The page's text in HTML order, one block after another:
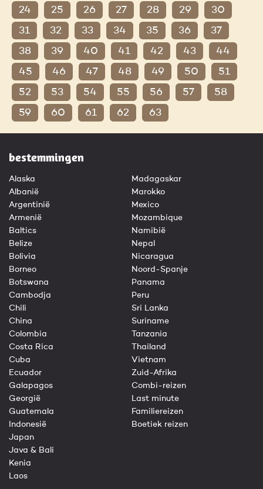
24
25 26 27 28 29
30
31
32 33 34 35 36
37
38
39 40 41 42 43
44
45
46 47 48 49 50
51
52
53 54 55 56 57
58
59
60 61 62 63
bestemmingen
Alaska
Albanië
Argentinië
Armenië
Baltics
Belize
Bolivia
Borneo
Botswana
Cambodja
Chili
China
Colombia
Costa Rica
Cuba
Ecuador
Galapagos
Georgië
Guatemala
Indonesië
Japan
Java & Bali
Kenia
Laos
Madagaskar
Marokko
Mexico
Mozambique
Namibië
Nepal
Nicaragua
Noord-Spanje
Panama
Peru
Sri Lanka
Suriname
Tanzania
Thailand
Vietnam
Zuid-Afrika
Combi-reizen
Last minute
Familiereizen
Boetiek reizen